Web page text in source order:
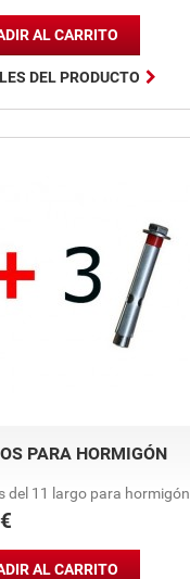

AL CARRITO
DEL PRODUCTO
PARA HORMIGÓN
del 11 largo para hormigón
AL CARRITO